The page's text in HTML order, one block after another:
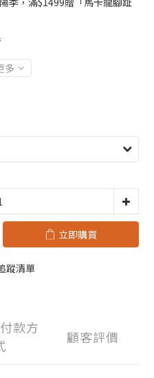
多
立即購買
蹤清單
款方
顧客評價